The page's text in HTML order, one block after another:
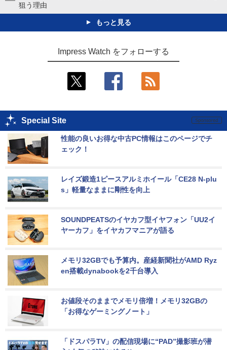
狙う理由
もっと見る
Impress Watch をフォローする
Special Site
性能の良いお得な中古PC情報はこのページでチ
ェック！
レイズ鍛造1ピースアルミホイール「CE28 N-plu
s」軽量なままに剛性を向上
SOUNDPEATSのイヤカフ型イヤフォン「UU2イ
ヤーカフ」をイヤカフマニアが語る
メモリ32GBでも予算内。産経新聞社がAMD Ryz
en搭載dynabookを2千台導入
お値段そのままでメモリ倍増！メモリ32GBの
「お得なゲーミングノート」
「ドスパラTV」の配信現場に“PAD”撮影班が潜